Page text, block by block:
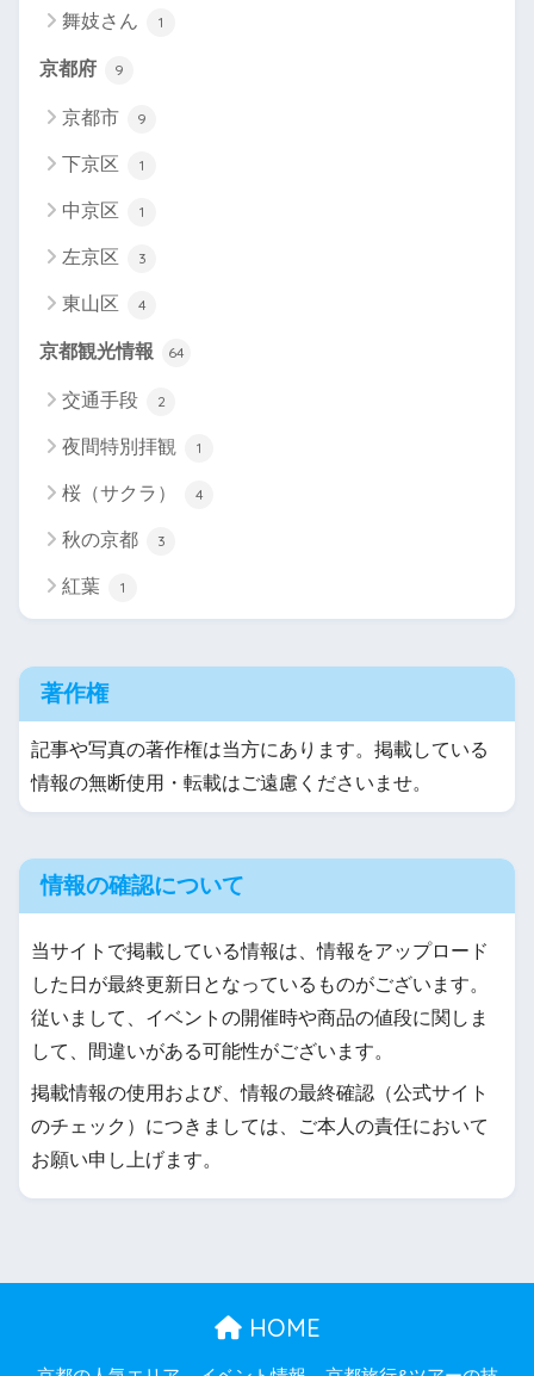
舞妓さん 1
京都府 9
京都市 9
下京区 1
中京区 1
左京区 3
東山区 4
京都観光情報 64
交通手段 2
夜間特別拝観 1
桜（サクラ） 4
秋の京都 3
紅葉 1
著作権
記事や写真の著作権は当方にあります。掲載している
情報の無断使用・転載はご遠慮くださいませ。
情報の確認について
当サイトで掲載している情報は、情報をアップロード
した日が最終更新日となっているものがございます。
従いまして、イベントの開催時や商品の値段に関しま
して、間違いがある可能性がございます。
掲載情報の使用および、情報の最終確認（公式サイト
のチェック）につきましては、ご本人の責任において
お願い申し上げます。
HOME